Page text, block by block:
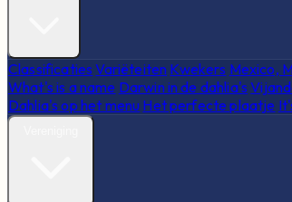
Classificaties Variëteiten Kwekers Mexico,
What's is a name Darwin in de dahlia's
Dahlia's op het menu Het perfecte plaatje